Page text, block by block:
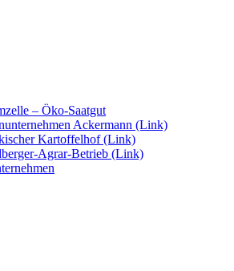
– Öko-Saatgut
Ackermann (Link)
Kartoffelhof (Link)
Agrar-Betrieb (Link)